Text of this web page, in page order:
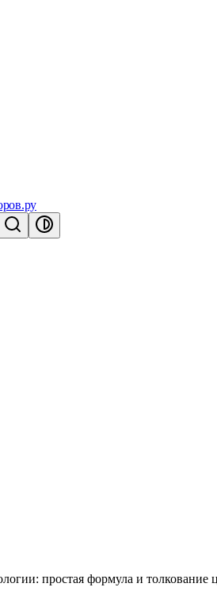
простая формула и